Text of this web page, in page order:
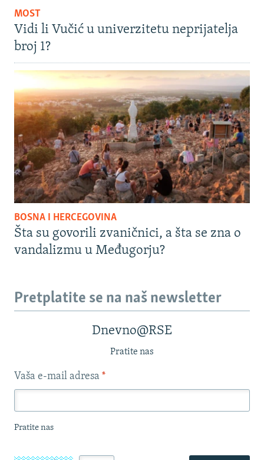
MOST
Vidi li Vučić u univerzitetu neprijatelja
broj 1?
BOSNA I HERCEGOVINA
Šta su govorili zvaničnici, a šta se zna o
vandalizmu u Međugorju?
Pretplatite se na naš newsletter
Dnevno@RSE
Pratite nas
Vaša e-mail adresa *
Pratite nas